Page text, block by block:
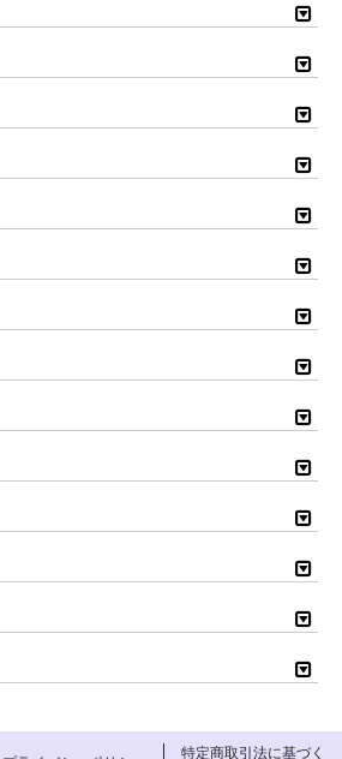
特定商取引法に基づく